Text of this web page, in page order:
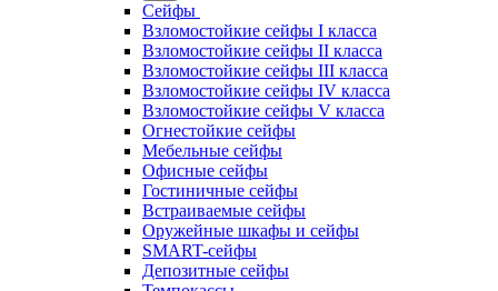
Сейфы
Взломостойкие сейфы I класса
Взломостойкие сейфы II класса
Взломостойкие сейфы III класса
Взломостойкие сейфы IV класса
Взломостойкие сейфы V класса
Огнестойкие сейфы
Мебельные сейфы
Офисные сейфы
Гостиничные сейфы
Встраиваемые сейфы
Оружейные шкафы и сейфы
SMART-сейфы
Депозитные сейфы